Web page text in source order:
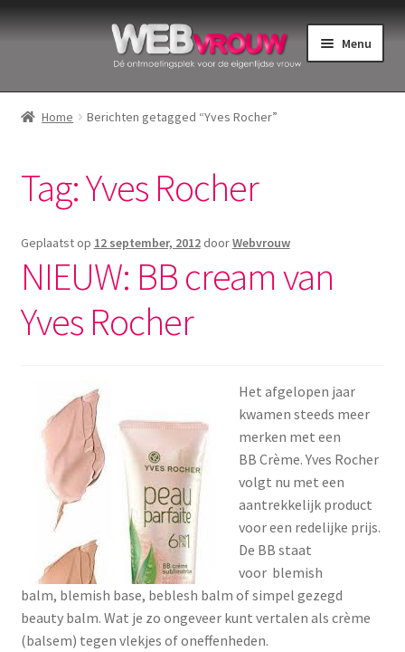
Ga
Ga
Menu
Home
Intiemverzorging
Menstruatiedisks
Menstruatiecups
Menstruatieondergoed
Menstruatiesponsjes
Seksualiteit
Tampons
Stimulatie, vibrators
Verzorgingsproducten
Home Berichten getagged “Yves Rocher”
Tag:Yves Rocher
Geplaatst op 12 september, 2012 doorWebvrouw
NIEUW: BB cream van
Yves Rocher
Het afgelopen jaar
kwamen steeds meer
merken met een
BB Crème. Yves Rocher
volgt nu met een
aantrekkelijk product
voor een redelijke prijs.
De BB staat
voor blemish
balm, blemish base, beblesh balm of simpel gezegd
beauty balm. Wat je zo ongeveer kunt vertalen als crème
(balsem) tegen vlekjes of oneffenheden.